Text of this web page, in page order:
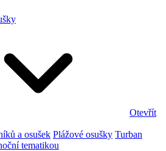
Otevřít
a osušek Plážové osušky Turban
tematikou